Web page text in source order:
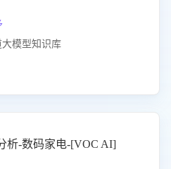
大模型知识库
析-数码家电-[VOC AI]